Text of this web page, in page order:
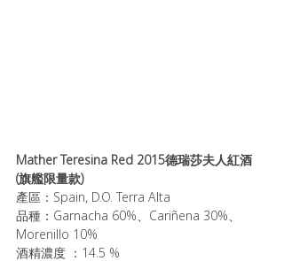
Mather Teresina Red 2015德瑞莎夫人紅酒
(旗艦限量款)
產區：Spain, D.O. Terra Alta
品種：Garnacha 60%、Cariñena 30%、
Morenillo 10%
酒精濃度 ：14.5 %